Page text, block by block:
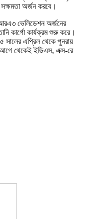
সক্ষমতা অর্জন করবে।
ভেলিডেশন অর্জনের
কার্গো কার্যক্রম শুরু করে।
সালের এপ্রিল থেকে পুনরায়
আগে থেকেই ইডিএস, এক্স-রে